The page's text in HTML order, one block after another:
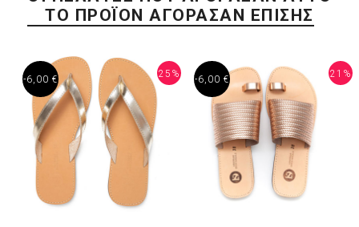
ΤΟ ΠΡΟΪΌΝ ΑΓΌΡΑΣΑΝ ΕΠΊΣΗΣ
25%
-6,00 € 21%
-6,00 €